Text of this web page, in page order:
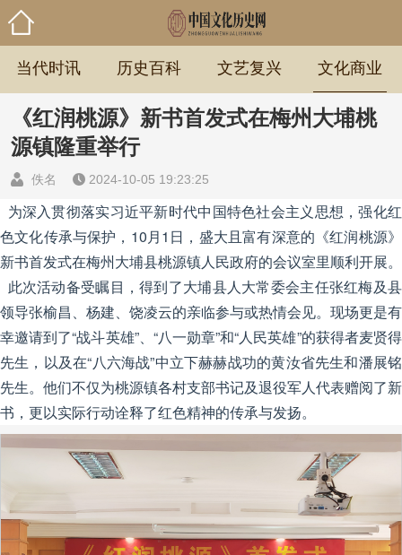
当代时讯 历史百科 文艺复兴 文化商业
《红润桃源》新书首发式在梅州大埔桃
源镇隆重举行
佚名 2024-10-05 19:23:25
为深入贯彻落实习近平新时代中国特色社会主义思想，强化红
色文化传承与保护，10月1日，盛大且富有深意的《红润桃源》
新书首发式在梅州大埔县桃源镇人民政府的会议室里顺利开展。
此次活动备受瞩目，得到了大埔县人大常委会主任张红梅及县
领导张榆昌、杨建、饶凌云的亲临参与或热情会见。现场更是有
幸邀请到了“战斗英雄”、“八一勋章”和“人民英雄”的获得者麦贤得
先生，以及在“八六海战”中立下赫赫战功的黄汝省先生和潘展铭
先生。他们不仅为桃源镇各村支部书记及退役军人代表赠阅了新
书，更以实际行动诠释了红色精神的传承与发扬。